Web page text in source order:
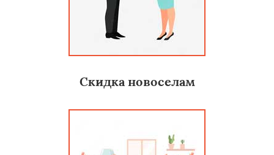
Скидка новоселам